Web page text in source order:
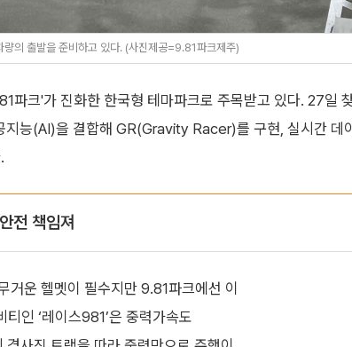
의 출발을 준비하고 있다. (사진제공=9.81파크제주)
파크'가 진화한 한국형 테마파크로 주목받고 있다. 27일
능(AI)을 결합해 GR(Gravity Racer)를 구현, 실시간 데
전 책임져
거운 헬멧이 필수지만 9.81파크에선 이
인 ‘레이스981’은 중력가속도